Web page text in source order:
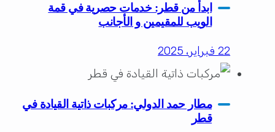
ابدأ من قطر: خدمات حصرية في قمة
الويب للمقيمين و الأجانب
22 فبراير، 2025
مطار حمد الدولي: مركبات ذاتية القيادة في
قطر